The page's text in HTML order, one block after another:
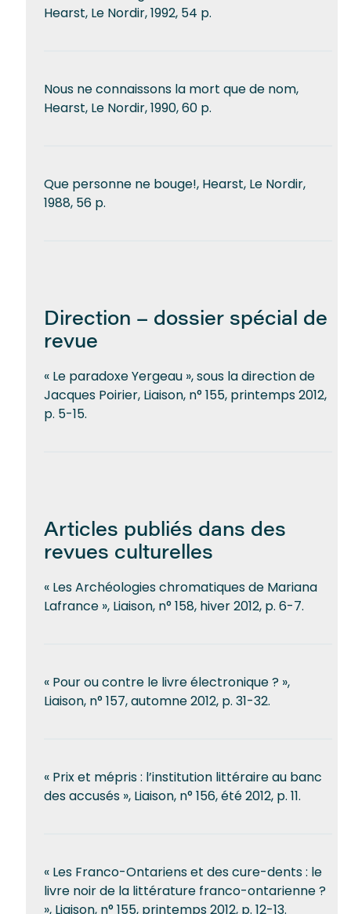
Hearst, Le Nordir, 1992, 54 p.
Nous ne connaissons la mort que de nom,
Hearst, Le Nordir, 1990, 60 p.
Que personne ne bouge!, Hearst, Le Nordir,
1988, 56 p.
Direction – dossier spécial de
revue
« Le paradoxe Yergeau », sous la direction de
Jacques Poirier, Liaison, n° 155, printemps 2012,
p. 5-15.
Articles publiés dans des
revues culturelles
« Les Archéologies chromatiques de Mariana
Lafrance », Liaison, n° 158, hiver 2012, p. 6-7.
« Pour ou contre le livre électronique ? »,
Liaison, n° 157, automne 2012, p. 31-32.
« Prix et mépris : l’institution littéraire au banc
des accusés », Liaison, n° 156, été 2012, p. 11.
« Les Franco-Ontariens et des cure-dents : le
livre noir de la littérature franco-ontarienne ?
», Liaison, n° 155, printemps 2012, p. 12-13.